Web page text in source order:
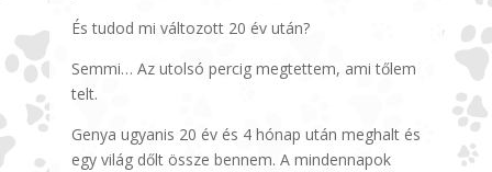
És tudod mi változott 20 év után?
Semmi… Az utolsó percig megtettem, ami tőlem
telt.
Genya ugyanis 20 év és 4 hónap után meghalt és
egy világ dőlt össze bennem. A mindennapok